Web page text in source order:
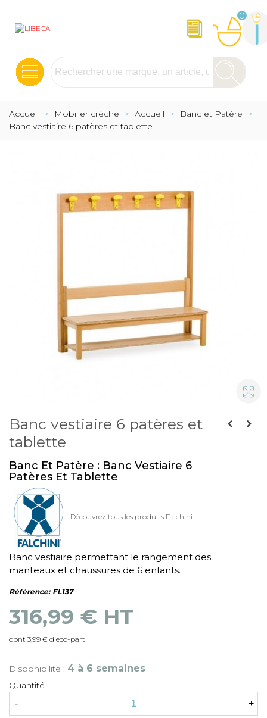
0
Accueil > Mobilier crèche > Accueil > Banc et Patère
>
Banc vestiaire 6 patères et tablette
Banc vestiaire 6 patères et
tablette
Banc Et Patère : Banc Vestiaire 6
Patères Et Tablette
Découvrez tous les produits Falchini
Banc vestiaire permettant le rangement des
manteaux et chaussures de 6 enfants.
Référence: FL137
316,99 € HT
dont 3,99 € d'eco-part
Disponibilité : 4 à 6 semaines
Quantité
- +